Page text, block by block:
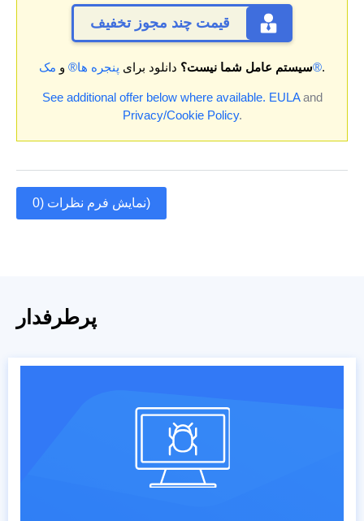
قیمت چند مجوز تخفیف
سیستم عامل شما نیست؟ دانلود برای پنجره ها® و مک®.
See additional offer below where available. EULAand
Privacy/Cookie Policy.
نمایش فرم نظرات (0)
پرطرفدار